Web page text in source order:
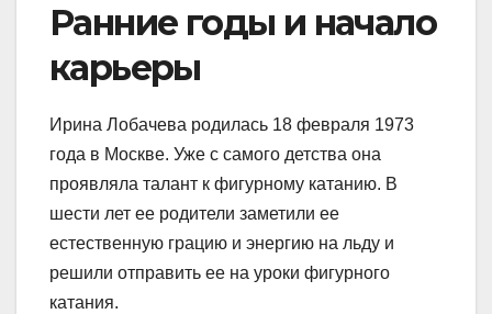
Ранние годы и начало
карьеры
Ирина Лобачева родилась 18 февраля 1973
года в Москве. Уже с самого детства она
проявляла талант к фигурному катанию. В
шести лет ее родители заметили ее
естественную грацию и энергию на льду и
решили отправить ее на уроки фигурного
катания.